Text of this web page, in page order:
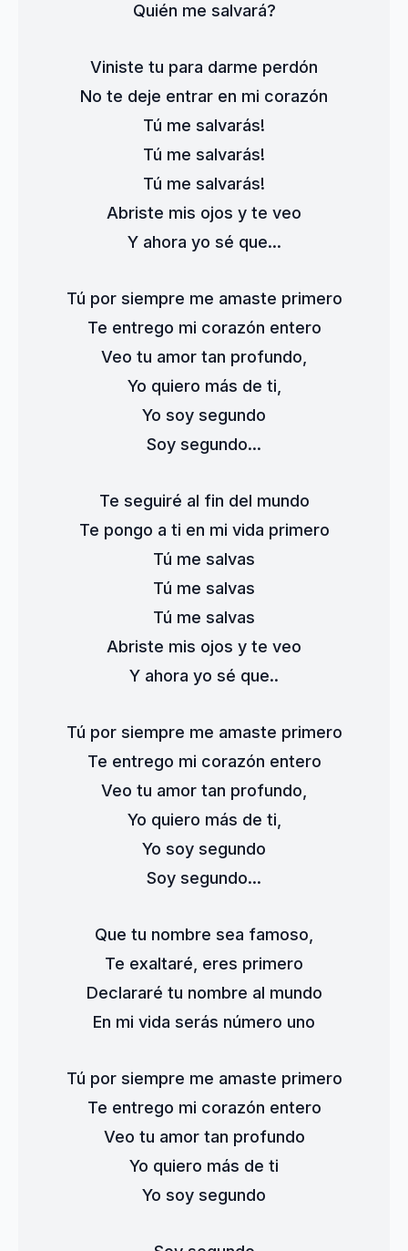
Quién me salvará?
Viniste tu para darme perdón
No te deje entrar en mi corazón
Tú me salvarás!
Tú me salvarás!
Tú me salvarás!
Abriste mis ojos y te veo
Y ahora yo sé que...
Tú por siempre me amaste primero
Te entrego mi corazón entero
Veo tu amor tan profundo,
Yo quiero más de ti,
Yo soy segundo
Soy segundo...
Te seguiré al fin del mundo
Te pongo a ti en mi vida primero
Tú me salvas
Tú me salvas
Tú me salvas
Abriste mis ojos y te veo
Y ahora yo sé que..
Tú por siempre me amaste primero
Te entrego mi corazón entero
Veo tu amor tan profundo,
Yo quiero más de ti,
Yo soy segundo
Soy segundo...
Que tu nombre sea famoso,
Te exaltaré, eres primero
Declararé tu nombre al mundo
En mi vida serás número uno
Tú por siempre me amaste primero
Te entrego mi corazón entero
Veo tu amor tan profundo
Yo quiero más de ti
Yo soy segundo